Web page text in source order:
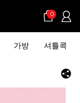
0
가방 셔틀콕